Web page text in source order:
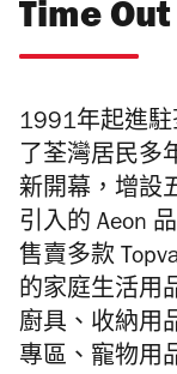
Time
1991年起進駐
了荃灣居民多
新開幕，增設
引入的 Aeon
售賣多款
的家庭生活用
廚具、收納用
專區、寵物用